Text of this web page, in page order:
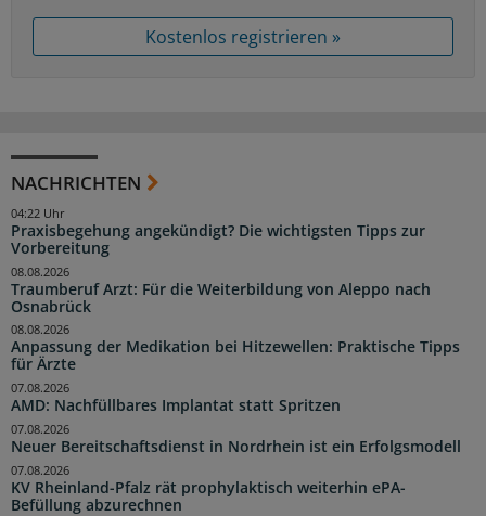
Kostenlos registrieren »
NACHRICHTEN
Praxisbegehung angekündigt? Die wichtigsten Tipps zur
Vorbereitung
04:22 Uhr
Traumberuf Arzt: Für die Weiterbildung von Aleppo nach
Osnabrück
08.08.2026
Anpassung der Medikation bei Hitzewellen: Praktische Tipps
für Ärzte
08.08.2026
AMD: Nachfüllbares Implantat statt Spritzen
07.08.2026
Neuer Bereitschaftsdienst in Nordrhein ist ein Erfolgsmodell
07.08.2026
KV Rheinland-Pfalz rät prophylaktisch weiterhin ePA-
Befüllung abzurechnen
07.08.2026